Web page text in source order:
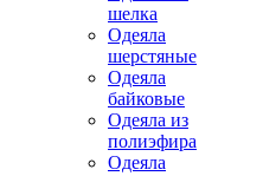
шелка
Одеяла
шерстяные
Одеяла
байковые
Одеяла из
полиэфира
Одеяла